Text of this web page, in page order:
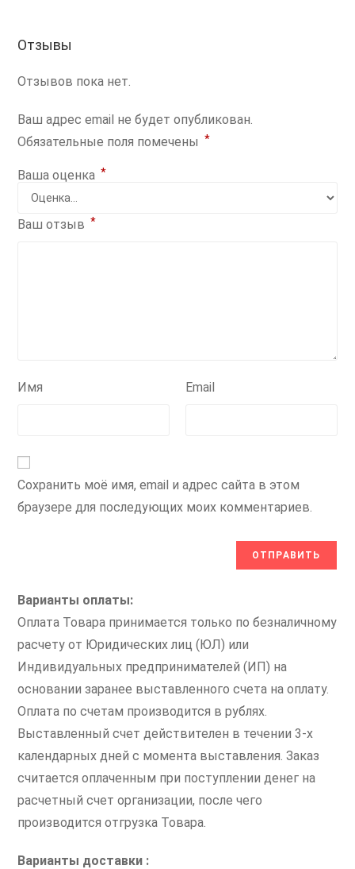
Отзывы
Отзывов пока нет.
Ваш адрес email не будет опубликован.
Обязательные поля помечены *
Ваша оценка *
Ваш отзыв *
Имя Email
Сохранить моё имя, email и адрес сайта в этом
браузере для последующих моих комментариев.
Варианты оплаты:
Оплата Товара принимается только по безналичному
расчету от Юридических лиц (ЮЛ) или
Индивидуальных предпринимателей (ИП) на
основании заранее выставленного счета на оплату.
Оплата по счетам производится в рублях.
Выставленный счет действителен в течении 3-х
календарных дней с момента выставления. Заказ
считается оплаченным при поступлении денег на
расчетный счет организации, после чего
производится отгрузка Товара.
Варианты доставки :